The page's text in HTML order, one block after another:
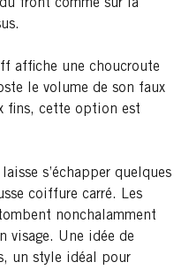
front comme sur la
affiche une choucroute
le volume de son faux
fins, cette option est
s’échapper quelques
coiffure carré. Les
nonchalamment
visage. Une idée de
un style idéal pour